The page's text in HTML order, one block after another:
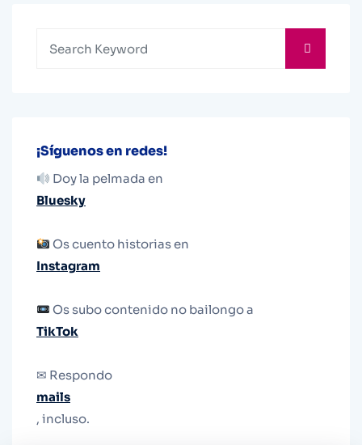
¡Síguenos en redes!
Doy la pelmada en
Bluesky
Os cuento historias en
Instagram
Os subo contenido no bailongo a
TikTok
✉ Respondo
mails
, incluso.